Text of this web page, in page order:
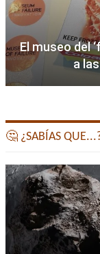
El museo del
a
🤔 ¿SABÍAS